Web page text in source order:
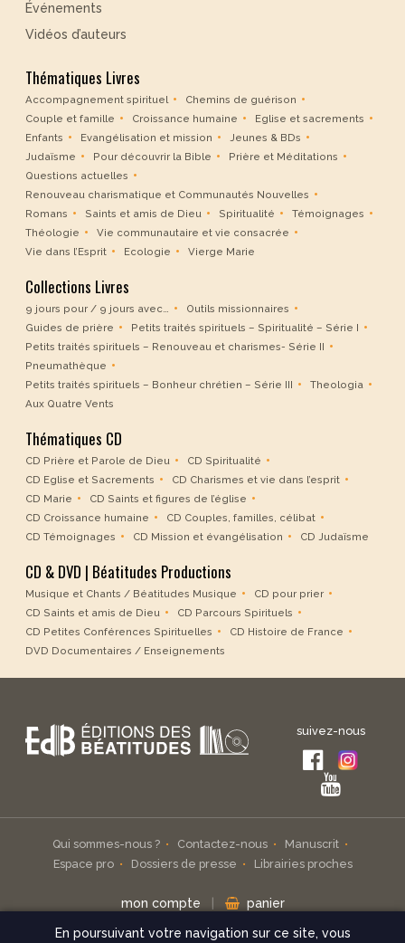
Événements
Vidéos d’auteurs
Thématiques Livres
Accompagnement spirituel
Chemins de guérison
Couple et famille
Croissance humaine
Eglise et sacrements
Enfants
Evangélisation et mission
Jeunes & BDs
Judaïsme
Pour découvrir la Bible
Prière et Méditations
Questions actuelles
Renouveau charismatique et Communautés Nouvelles
Romans
Saints et amis de Dieu Spiritualité
Témoignages
Théologie
Vie communautaire et vie consacrée
Vie dans l’Esprit
Ecologie Vierge Marie
Collections Livres
9 jours pour / 9 jours avec…
Outils missionnaires
Guides de prière
Petits traités spirituels – Spiritualité – Série I
Petits traités spirituels – Renouveau et charismes- Série II
Pneumathèque
Petits traités spirituels – Bonheur chrétien – Série III
Theologia
Aux Quatre Vents
Thématiques CD
CD Prière et Parole de Dieu
CD Spiritualité
CD Eglise et Sacrements
CD Charismes et vie dans l’esprit
CD Marie
CD Saints et figures de l’église
CD Croissance humaine
CD Couples, familles, célibat
CD Témoignages
CD Mission et évangélisation CD Judaïsme
CD & DVD | Béatitudes Productions
Musique et Chants / Béatitudes Musique
CD pour prier
CD Saints et amis de Dieu
CD Parcours Spirituels
CD Petites Conférences Spirituelles
CD Histoire de France
DVD Documentaires / Enseignements
suivez-nous
Qui sommes-nous ? Contactez-nous
Manuscrit
Espace pro
Dossiers de presse Librairies proches
mon compte panier
En poursuivant votre navigation sur ce site, vous